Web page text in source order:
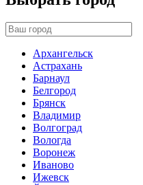
Архангельск
Астрахань
Барнаул
Белгород
Брянск
Владимир
Волгоград
Вологда
Воронеж
Иваново
Ижевск